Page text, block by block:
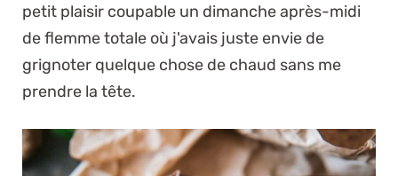
petit plaisir coupable un dimanche après-midi
de flemme totale où j'avais juste envie de
grignoter quelque chose de chaud sans me
prendre la tête.